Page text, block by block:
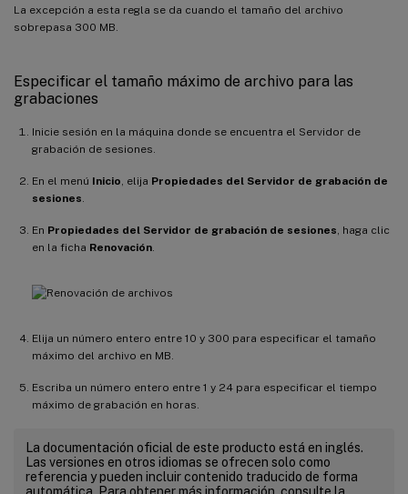
La excepción a esta regla se da cuando el tamaño del archivo
sobrepasa 300 MB.
Especificar el tamaño máximo de archivo para las
grabaciones
Inicie sesión en la máquina donde se encuentra el Servidor de
grabación de sesiones.
En el menú Inicio , elija Propiedades del Servidor de grabación de
sesiones
En Propiedades del Servidor de grabación de sesiones , haga clic
en la ficha Renovación
Elija un número entero entre 10 y 300 para especificar el tamaño
máximo del archivo en MB.
Escriba un número entero entre 1 y 24 para especificar el tiempo
máximo de grabación en horas.
La documentación oficial de este producto está en inglés.
Las versiones en otros idiomas se ofrecen solo como
referencia y pueden incluir contenido traducido de forma
automática. Para obtener más información, consulte la